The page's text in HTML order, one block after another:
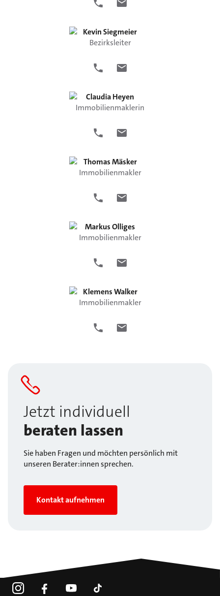
KevinSiegmeier
Bezirksleiter
ClaudiaHeyen
Immobilienmaklerin
ThomasMäsker
Immobilienmakler
MarkusOlliges
Immobilienmakler
KlemensWalker
Immobilienmakler
Jetzt individuell
beraten lassen
Sie haben Fragen und möchten persönlich mit
unseren Berater:innen sprechen.
Kontakt aufnehmen